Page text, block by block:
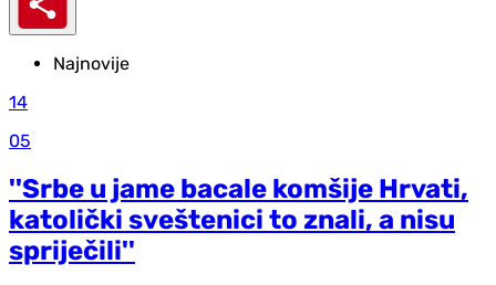
Najnovije
14
05
''Srbe u jame bacale komšije Hrvati,
katolički sveštenici to znali, a nisu
spriječili''